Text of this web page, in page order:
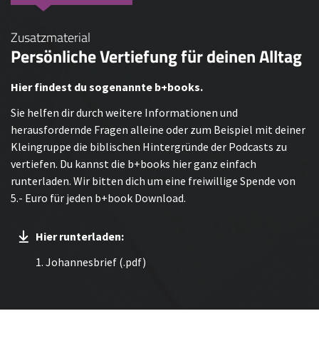
Zusatzmaterial
Persönliche Vertiefung für deinen Alltag
Hier findest du sogenannte b+books.
Sie helfen dir durch weitere Informationen und
herausfordernde Fragen alleine oder zum Beispiel mit deiner
Kleingruppe die biblischen Hintergründe der Podcasts zu
vertiefen. Du kannst die b+books hier ganz einfach
runterladen. Wir bitten dich um eine freiwillige Spende von
5.- Euro für jeden b+book Download.
Hier runterladen:
1. Johannesbrief (.pdf)